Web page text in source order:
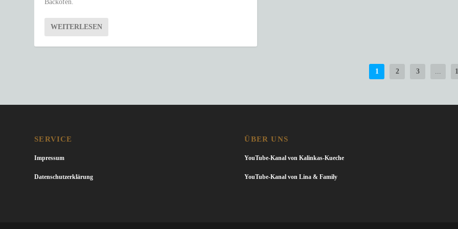
Backofen.
WEITERLESEN
1 2 3
SERVICE
Impressum
Datenschutzerklärung
ÜBER UNS
YouTube-Kanal von Kalinkas-Kueche
YouTube-Kanal von Lina & Family